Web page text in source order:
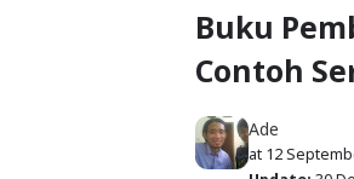
Buku
Contoh
Ade
at 12